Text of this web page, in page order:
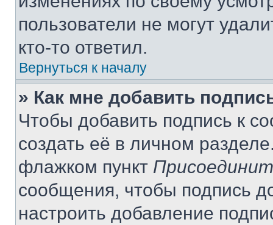
пользователи не могут
кто-то ответил.
Вернуться к началу
» Как мне добавить
Чтобы добавить подпись к
создать её в личном
флажком пункт
сообщения, чтобы подпись
настроить добавление